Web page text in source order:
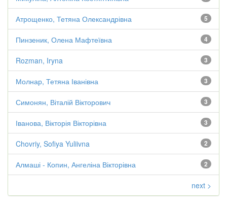
5
Атрощенко, Тетяна Олександрівна
4
Пинзеник, Олена Мафтеївна
3
Rozman, Iryna
3
Молнар, Тетяна Іванівна
3
Симонян, Віталій Вікторович
3
Іванова, Вікторія Вікторівна
2
Chovriy, Sofiya Yuliivna
2
Алмаші - Копин, Ангеліна Вікторівна
next >